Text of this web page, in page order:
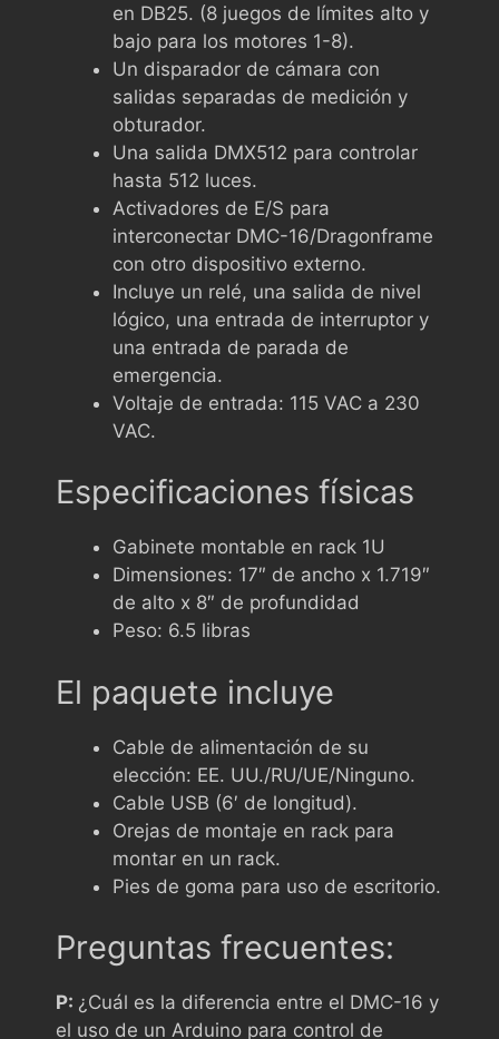
en DB25. (8 juegos de límites alto y
bajo para los motores 1-8).
Un disparador de cámara con
salidas separadas de medición y
obturador.
Una salida DMX512 para controlar
hasta 512 luces.
Activadores de E/S para
interconectar DMC-16/Dragonframe
con otro dispositivo externo.
Incluye un relé, una salida de nivel
lógico, una entrada de interruptor y
una entrada de parada de
emergencia.
Voltaje de entrada: 115 VAC a 230
VAC.
Especificaciones físicas
Gabinete montable en rack 1U
Dimensiones: 17″ de ancho x 1.719″
de alto x 8″ de profundidad
Peso: 6.5 libras
El paquete incluye
Cable de alimentación de su
elección: EE. UU./RU/UE/Ninguno.
Cable USB (6′ de longitud).
Orejas de montaje en rack para
montar en un rack.
Pies de goma para uso de escritorio.
Preguntas frecuentes:
P: ¿Cuál es la diferencia entre el DMC-16 y
el uso de un Arduino para control de